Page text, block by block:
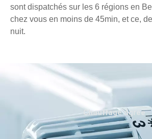
sont dispatchés sur les 6 régions en
chez vous en moins de 45min, et ce,
nuit.
Chauffage agréé